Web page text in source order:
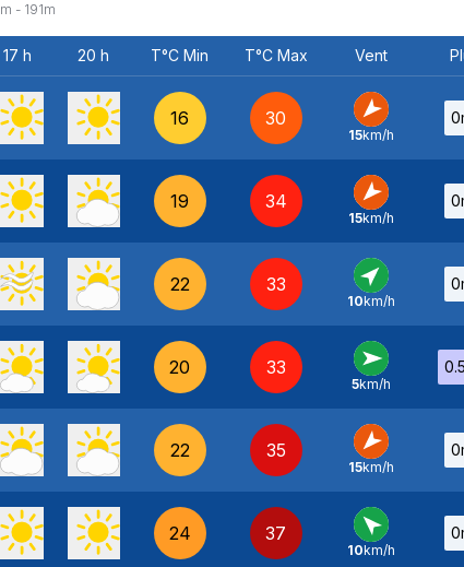
m - 191m
17 h 20 h T°C Min T°C Max Vent
16 30
NE -
15km/h
19 34
NE -
15km/h
22 33
SO -
10km/h
20 33
O -
5km/h
22 35
NE -
15km/h
24 37
SE -
10km/h